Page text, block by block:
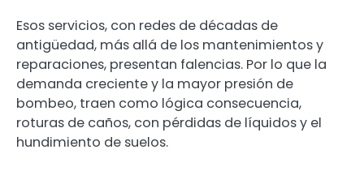
Esos servicios, con redes de décadas de
antigüedad, más allá de los mantenimientos y
reparaciones, presentan falencias. Por lo que la
demanda creciente y la mayor presión de
bombeo, traen como lógica consecuencia,
roturas de caños, con pérdidas de líquidos y el
hundimiento de suelos.